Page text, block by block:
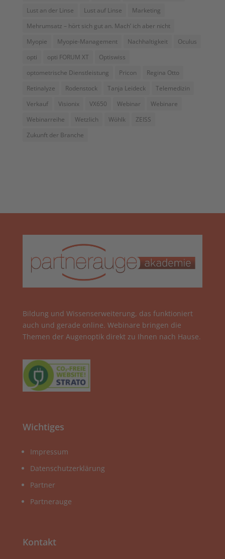
Lust an der Linse
Lust auf Linse
Marketing
Mehrumsatz – hört sich gut an. Mach’ ich aber nicht
Myopie
Myopie-Management Nachhaltigkeit
Oculus
opti
opti FORUM XT
Optiswiss
optometrische Dienstleistung
Pricon
Regina Otto
Retinalyze
Rodenstock Tanja Leideck
Telemedizin
Verkauf
Visionix VX650 Webinar
Webinare
Webinarreihe
Wetzlich Wöhlk
ZEISS
Zukunft der Branche
Bildung und Wissenserweiterung, das funktioniert
auch und gerade online. Webinare bringen die
Themen der Augenoptik direkt zu Ihnen nach Hause.
Wichtiges
Impressum
Datenschutzerklärung
Partner
Partnerauge
Kontakt